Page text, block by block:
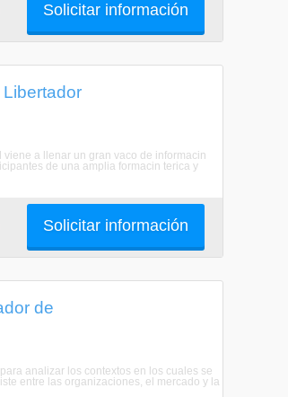
Solicitar información
a llenar un gran vaco de informacin
de una amplia formacin terica y
Solicitar información
de
analizar los contextos en los cuales se
entre las organizaciones, el mercado y la